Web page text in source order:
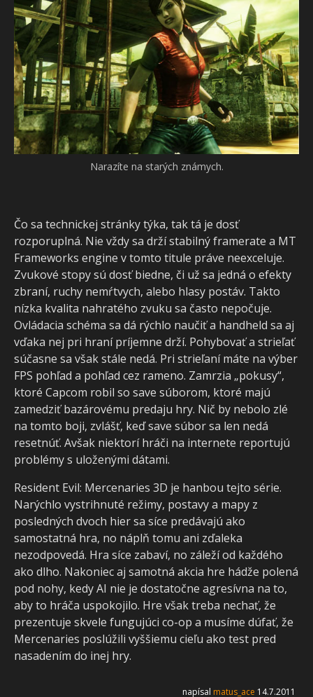
Pohľad na vzdialené objekty nemôžeme odporučiť.
Čo sa technickej stránky týka, tak tá je dosť
rozporuplná. Nie vždy sa drží stabilný framerate a MT
Frameworks engine v tomto titule práve neexceluje.
Zvukové stopy sú dosť biedne, či už sa jedná o efekty
zbraní, ruchy nemŕtvych, alebo hlasy postáv. Takto
nízka kvalita nahratého zvuku sa často nepočuje.
Ovládacia schéma sa dá rýchlo naučiť a handheld sa aj
vďaka nej pri hraní príjemne drží. Pohybovať a strieľať
súčasne sa však stále nedá. Pri strieľaní máte na výber
FPS pohľad a pohľad cez rameno. Zamrzia „pokusy“,
ktoré Capcom robil so save súborom, ktoré majú
zamedziť bazárovému predaju hry. Nič by nebolo zlé
na tomto boji, zvlášť, keď save súbor sa len nedá
resetnúť. Avšak niektorí hráči na internete reportujú
problémy s uloženými dátami.
Resident Evil: Mercenaries 3D je hanbou tejto série.
Narýchlo vystrihnuté režimy, postavy a mapy z
posledných dvoch hier sa síce predávajú ako
samostatná hra, no náplň tomu ani zďaleka
nezodpovedá. Hra síce zabaví, no záleží od každého
ako dlho. Nakoniec aj samotná akcia hre hádže polená
pod nohy, kedy AI nie je dostatočne agresívna na to,
aby to hráča uspokojilo. Hre však treba nechať, že
prezentuje skvele fungujúci co-op a musíme dúfať, že
Mercenaries poslúžili vyššiemu cieľu ako test pred
nasadením do inej hry.
napísal matus_ace 14.7.2011